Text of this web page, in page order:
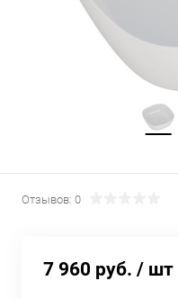
Отзывов: 0
7 960 руб. / шт